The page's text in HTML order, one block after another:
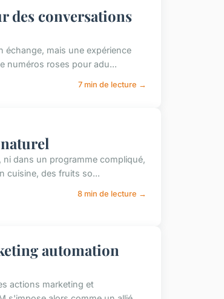
des conversations
échange, mais une expérience
numéros roses pour adu...
7 min de lecture →
dans un programme compliqué,
cuisine, des fruits so...
8 min de lecture →
automation
actions marketing et